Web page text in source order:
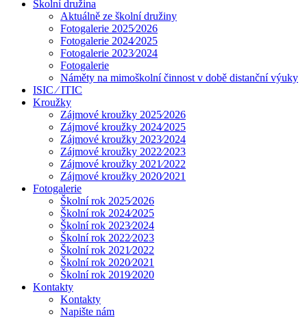
Školní družina
Aktuálně ze školní družiny
Fotogalerie 2025⁄2026
Fotogalerie 2024⁄2025
Fotogalerie 2023⁄2024
Fotogalerie
Náměty na mimoškolní činnost v době distanční výuky
ISIC ⁄ ITIC
Kroužky
Zájmové kroužky 2025⁄2026
Zájmové kroužky 2024⁄2025
Zájmové kroužky 2023⁄2024
Zájmové kroužky 2022⁄2023
Zájmové kroužky 2021⁄2022
Zájmové kroužky 2020⁄2021
Fotogalerie
Školní rok 2025⁄2026
Školní rok 2024⁄2025
Školní rok 2023⁄2024
Školní rok 2022⁄2023
Školní rok 2021⁄2022
Školní rok 2020⁄2021
Školní rok 2019⁄2020
Kontakty
Kontakty
Napište nám